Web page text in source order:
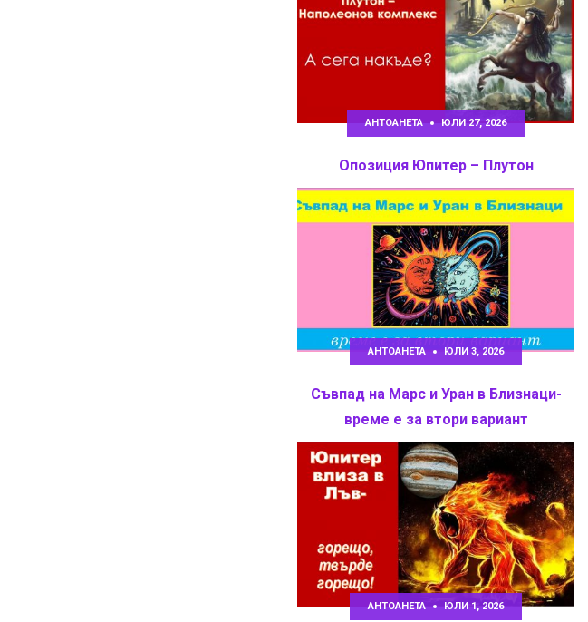
АНТОАНЕТА ЮЛИ 27, 2026
Опозиция Юпитер – Плутон
АНТОАНЕТА ЮЛИ 3, 2026
Съвпад на Марс и Уран в Близнаци-
време е за втори вариант
АНТОАНЕТА ЮЛИ 1, 2026